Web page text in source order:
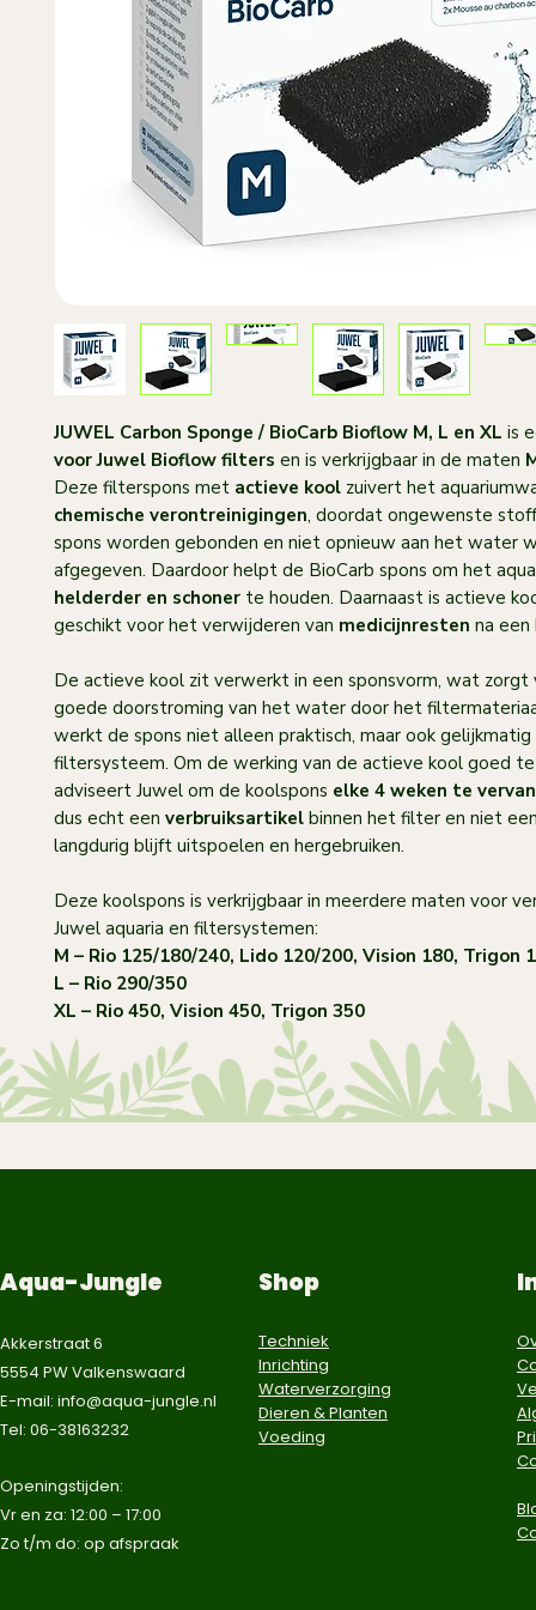
JUWEL Carbon Sponge / BioCarb Bioflow M, L en XL is
voor Juwel Bioflow filters en is verkrijgbaar in de maten
Deze filterspons met actieve kool zuivert het
chemische verontreinigingen, doordat ongewenste
spons worden gebonden en niet opnieuw aan het water
afgegeven. Daardoor helpt de BioCarb spons om het
helderder en schoner te houden. Daarnaast is actieve
geschikt voor het verwijderen van medicijnresten na een
De actieve kool zit verwerkt in een sponsvorm, wat zorgt
goede doorstroming van het water door het
werkt de spons niet alleen praktisch, maar ook
filtersysteem. Om de werking van de actieve kool goed
adviseert Juwel om de koolspons elke 4 weken te
dus echt een verbruiksartikel binnen het filter en niet
langdurig blijft uitspoelen en hergebruiken.
Deze koolspons is verkrijgbaar in meerdere maten voor
Juwel aquaria en filtersystemen:
M – Rio 125/180/240, Lido 120/200, Vision 180, Trigon
L – Rio 290/350
XL – Rio 450, Vision 450, Trigon 350
Aqua-Jungle
Akkerstraat 6
5554 PW Valkenswaard
E-mail: info@aqua-jungle.nl
Tel: 06-38163232
​Openingstijden:
Vr en za: 12:00 – 17:00
Zo t/m do: op afspraak​
Shop
Techniek
Inrichting
Waterverzorging
Dieren & Planten
Voeding